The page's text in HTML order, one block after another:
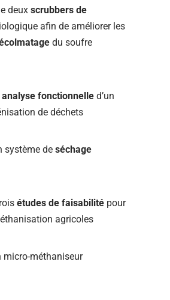
deux scrubbers de
afin de améliorer les
du soufre
analyse fonctionnelle d’un
de déchets
système de séchage
études de faisabilité pour
agricoles
micro-méthaniseur